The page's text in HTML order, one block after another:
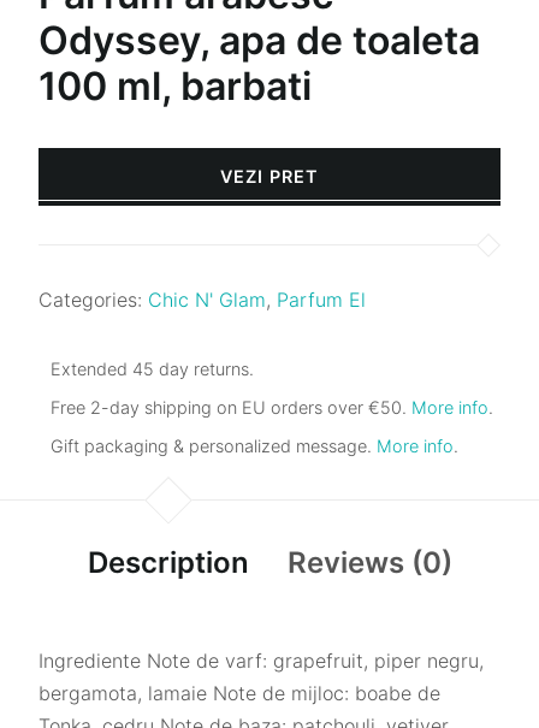
Odyssey, apa de toaleta
100 ml, barbati
VEZI PRET
Categories: Chic N' Glam, Parfum El
Extended 45 day returns.
Free 2-day shipping on EU orders over €50. More info.
Gift packaging & personalized message. More info.
Description Reviews (0)
Ingrediente Note de varf: grapefruit, piper negru,
bergamota, lamaie Note de mijloc: boabe de